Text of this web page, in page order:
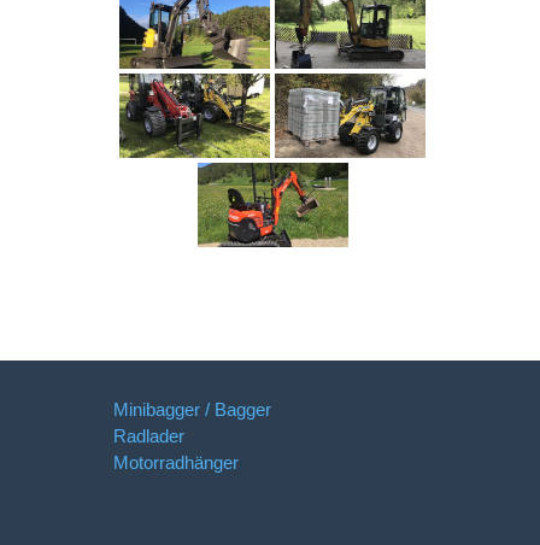
Minibagger / Bagger
Radlader
Motorradhänger